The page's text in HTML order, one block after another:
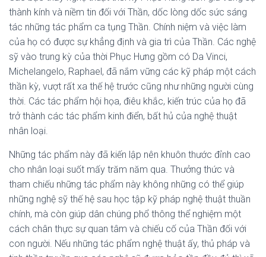
thành kính và niềm tin đối với Thần, dốc lòng dốc sức sáng
tác những tác phẩm ca tụng Thần. Chính niệm và việc làm
của họ có được sự khẳng định và gia trì của Thần. Các nghệ
sỹ vào trung kỳ của thời Phục Hưng gồm có Da Vinci,
Michelangelo, Raphael, đã nắm vững các kỹ pháp một cách
thần kỳ, vượt rất xa thế hệ trước cũng như những người cùng
thời. Các tác phẩm hội họa, điêu khắc, kiến trúc của họ đã
trở thành các tác phẩm kinh điển, bất hủ của nghệ thuật
nhân loại.
Những tác phẩm này đã kiến lập nên khuôn thước đỉnh cao
cho nhân loại suốt mấy trăm năm qua. Thưởng thức và
tham chiếu những tác phẩm này không những có thể giúp
những nghệ sỹ thế hệ sau học tập kỹ pháp nghệ thuật thuần
chính, mà còn giúp dân chúng phổ thông thể nghiệm một
cách chân thực sự quan tâm và chiếu cố của Thần đối với
con người. Nếu những tác phẩm nghệ thuật ấy, thủ pháp và